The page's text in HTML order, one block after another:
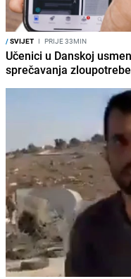
/SVIJET I PRIJE 33MIN
Učenici u Danskoj
sprečavanja